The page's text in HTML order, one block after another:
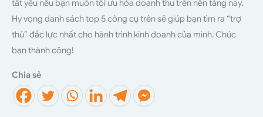
tất yếu nếu bạn muốn tối ưu hóa doanh thu trên nền tảng này.
Hy vọng danh sách top 5 công cụ trên sẽ giúp bạn tìm ra “trợ
thủ” đắc lực nhất cho hành trình kinh doanh của mình. Chúc
bạn thành công!
Chia sẻ